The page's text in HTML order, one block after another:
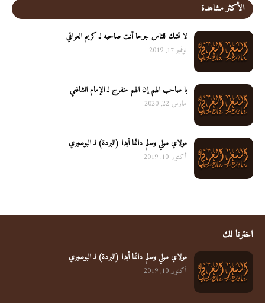
الأكثر مشاهدة
لا تشك للناس جرحا أنت صاحبه لـ كريم العراقي
نوفمبر 17, 2019
يا صاحب الهم إن الهم منفرج لـ الإمام الشافعي
مارس 22, 2020
مولاي صلي وسلم دائما أبدا (البردة) لـ البوصيري
أكتوبر 10, 2019
اخترنا لك
مولاي صلي وسلم دائما أبدا (البردة) لـ البوصيري
أكتوبر 10, 2019